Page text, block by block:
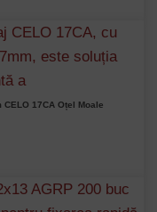
17CA Oțel Moale